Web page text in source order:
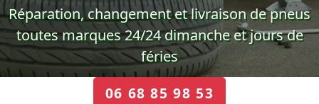
Réparation, changement et livraison de pneus
toutes marques 24/24 dimanche et jours de
féries
06 68 85 98 53